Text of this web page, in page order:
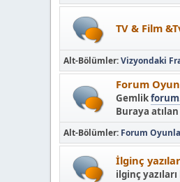
TV & Film
Alt-Bölümler Vizyondaki
Forum
Gemlik
Buraya
Alt-Bölümler Forum
İlginç yazılar
ilginç